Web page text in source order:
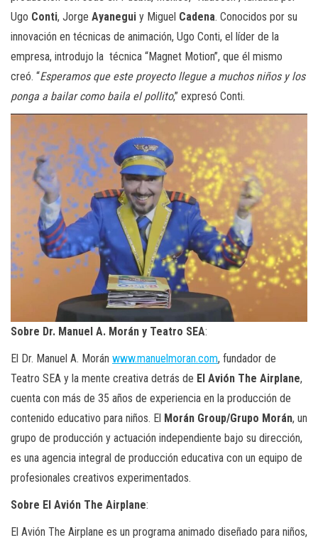
Ugo Conti, Jorge Ayanegui y Miguel Cadena. Conocidos por su
innovación en técnicas de animación, Ugo Conti, el líder de la
empresa, introdujo la técnica “Magnet Motion”, que él mismo
creó. “Esperamos que este proyecto llegue a muchos niños y los
ponga a bailar como baila el pollito,” expresó Conti.
Sobre Dr. Manuel A. Morán y Teatro SEA:
El Dr. Manuel A. Morán www.manuelmoran.com, fundador de
Teatro SEA y la mente creativa detrás de El Avión The Airplane,
cuenta con más de 35 años de experiencia en la producción de
contenido educativo para niños. El Morán Group/Grupo Morán, un
grupo de producción y actuación independiente bajo su dirección,
es una agencia integral de producción educativa con un equipo de
profesionales creativos experimentados.
Sobre El Avión The Airplane:
El Avión The Airplane es un programa animado diseñado para niños,